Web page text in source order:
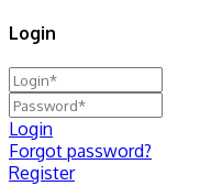
Login
Login
Forgot password?
Register